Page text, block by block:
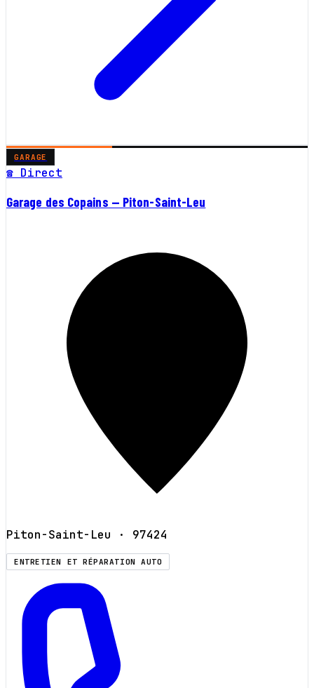
GARAGE
☎ Direct
Garage des Copains — Piton-Saint-Leu
Piton-Saint-Leu · 97424
ENTRETIEN ET RÉPARATION AUTO